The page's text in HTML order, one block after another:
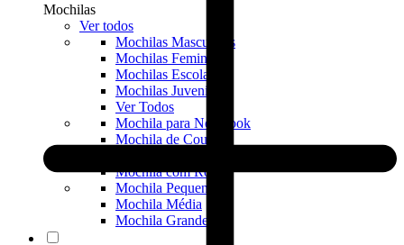
Mochilas
Ver todos
Mochilas Masculinas
Mochilas Femininas
Mochilas Escolares
Mochilas Juvenis
Ver Todos
Mochila para Notebook
Mochila de Couro
Mochila com Rodas
Mochila Pequena
Mochila Média
Mochila Grande